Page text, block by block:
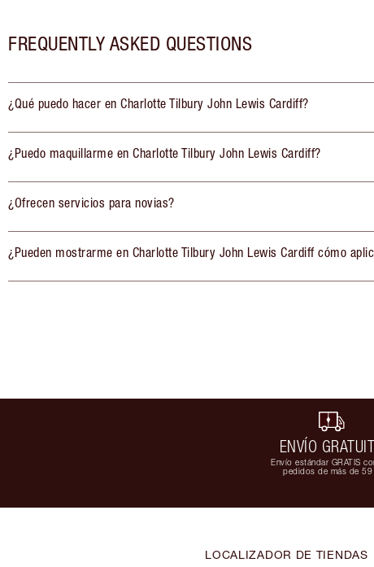
FREQUENTLY ASKED QUESTIONS
¿Qué puedo hacer en Charlotte Tilbury John Lewis Cardiff?
¿Puedo maquillarme en Charlotte Tilbury John Lewis Cardiff?
¿Ofrecen servicios para novias?
¿Pueden mostrarme en Charlotte Tilbury John Lewis Cardiff cómo
ENVÍO
Envío estándar GRATIS
pedidos de más de
LOCALIZADOR DE TIENDAS